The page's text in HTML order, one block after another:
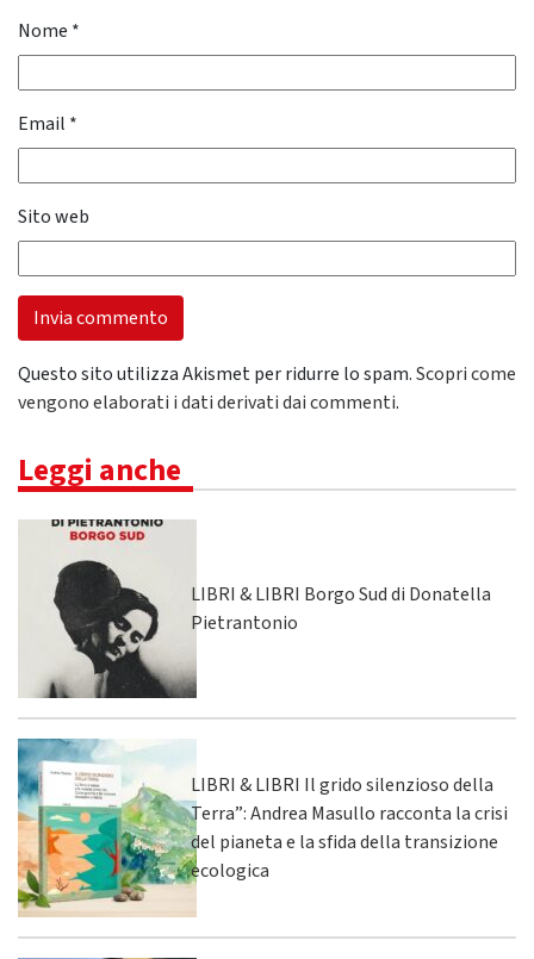
Nome *
Email *
Sito web
Questo sito utilizza Akismet per ridurre lo spam.Scopri come
vengono elaborati i dati derivati dai commenti.
Leggi anche
LIBRI & LIBRI Borgo Sud di Donatella
Pietrantonio
LIBRI & LIBRI Il grido silenzioso della
Terra”: Andrea Masullo racconta la crisi
del pianeta e la sfida della transizione
ecologica